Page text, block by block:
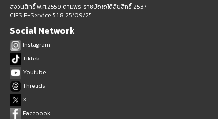
สงวนสิทธิ์ พ.ศ.2559 ตามพระราชบัญญัติลิขสิทธิ์ 2537
CIFS E-Service 5.1.8 25/09/25
Social Network
Instagram
Tiktok
Youtube
Threads
X
Facebook